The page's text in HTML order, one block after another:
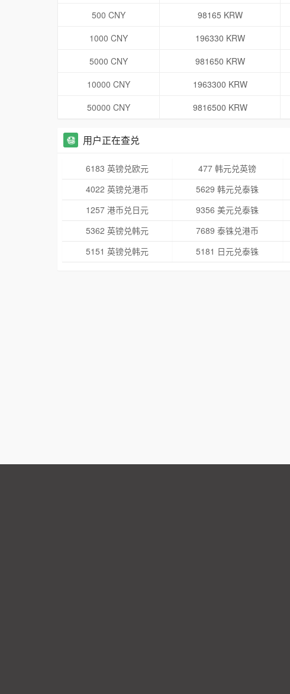
500 CNY
98165 KRW
1000 CNY
196330 KRW
5000 CNY
981650 KRW
10000 CNY
1963300 KRW
50000 CNY
9816500 KRW
用户正在查兑
6183 英镑兑欧元 477 韩元兑英镑
4022 英镑兑港币
5629 韩元兑泰铢
1257 港币兑日元
9356 美元兑泰铢
5362 英镑兑韩元
7689 泰铢兑港币
5151 英镑兑韩元
5181 日元兑泰铢